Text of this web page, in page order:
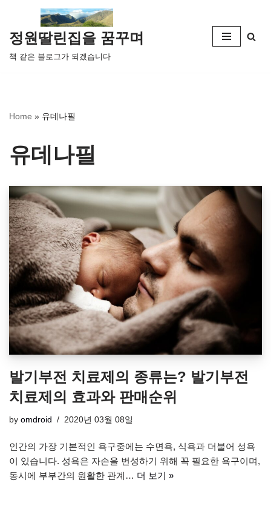
콘
텐
츠
뛰
정원딸린집을 꿈꾸며
책 같은 블로그가 되겠습니다
Home » 유데나필
유데나필
발기부전 치료제의 종류는? 발기부전
치료제의 효과와 판매순위
by omdroid 2020년 03월 08일
인간의 가장 기본적인 욕구중에는 수면욕, 식욕과 더불어 성욕
이 있습니다. 성욕은 자손을 번성하기 위해 꼭 필요한 욕구이며,
동시에 부부간의 원활한 관계… 더 보기 »